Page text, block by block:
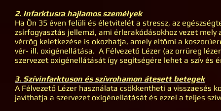
2. Infarktusra hajlamos személyek
Ha Ön 35 éven felüli és életvitelét a stressz, az
zsírfogyasztás jellemzi, ami érlerakódásokhoz vezet
vérrög keletkezése is okozhatja, amely eltömi a
vér- ill. oxigénellátása. A Félvezető Lézer (az orrüreg
szervezet oxigénellátását így segítségére lehet a szív és
3. Szívinfarktuson és szívrohamon átesett betegek
A Félvezető Lézer használata csökkentheti a visszaesés
javíthatja a szervezet oxigénellátását és ezzel a teljes